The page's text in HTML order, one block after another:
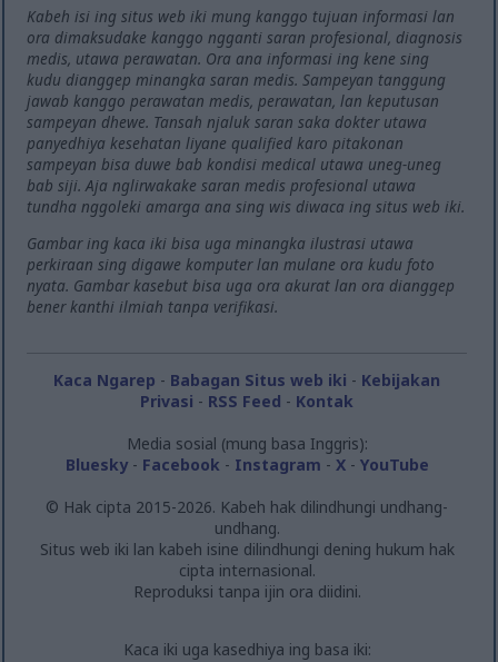
Kabeh isi ing situs web iki mung kanggo tujuan informasi lan
ora dimaksudake kanggo ngganti saran profesional, diagnosis
medis, utawa perawatan. Ora ana informasi ing kene sing
kudu dianggep minangka saran medis. Sampeyan tanggung
jawab kanggo perawatan medis, perawatan, lan keputusan
sampeyan dhewe. Tansah njaluk saran saka dokter utawa
panyedhiya kesehatan liyane qualified karo pitakonan
sampeyan bisa duwe bab kondisi medical utawa uneg-uneg
bab siji. Aja nglirwakake saran medis profesional utawa
tundha nggoleki amarga ana sing wis diwaca ing situs web iki.
Gambar ing kaca iki bisa uga minangka ilustrasi utawa
perkiraan sing digawe komputer lan mulane ora kudu foto
nyata. Gambar kasebut bisa uga ora akurat lan ora dianggep
bener kanthi ilmiah tanpa verifikasi.
Kaca Ngarep - Babagan Situs web iki - Kebijakan
Privasi - RSS Feed - Kontak
Media sosial (mung basa Inggris):
Bluesky- Facebook - Instagram - X- YouTube
© Hak cipta 2015-2026. Kabeh hak dilindhungi undhang-
undhang.
Situs web iki lan kabeh isine dilindhungi dening hukum hak
cipta internasional.
Reproduksi tanpa ijin ora diidini.
Kaca iki uga kasedhiya ing basa iki: